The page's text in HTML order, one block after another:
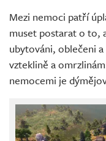
Mezi nemoci patří
muset postarat o to,
ubytováni, oblečeni
vzteklině a
nemocemi je